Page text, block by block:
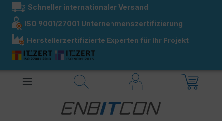
springen
Schneller internationaler Versand
ISO 9001/27001 Unternehmenszertifizierung
Herstellerzertifizierte Experten für Ihr Projekt